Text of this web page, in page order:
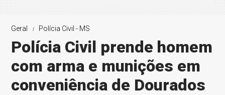
Geral Polícia Civil - MS
Polícia Civil prende homem
com arma e munições em
conveniência de Dourados